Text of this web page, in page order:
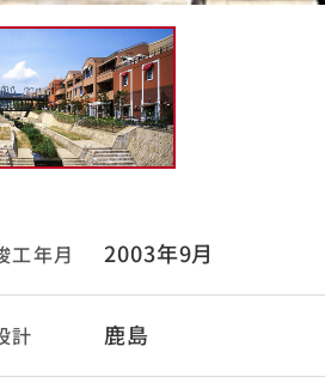
工年月 2003年9月
計 鹿島